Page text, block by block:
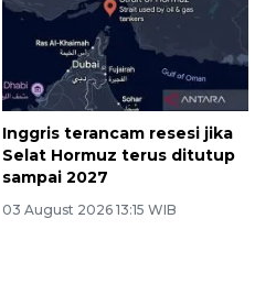
Inggris terancam resesi jika
Selat Hormuz terus ditutup
sampai 2027
03 August 2026 13:15 WIB